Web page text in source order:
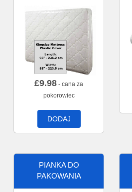
£9.98 - cana za
pokorowiec
DODAJ
PIANKA DO
PAKOWANIA